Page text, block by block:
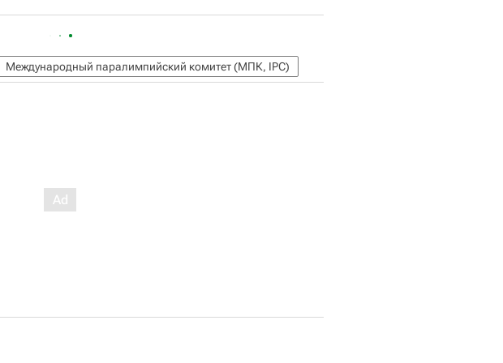
Международный паралимпийский комитет (МПК, IPC)